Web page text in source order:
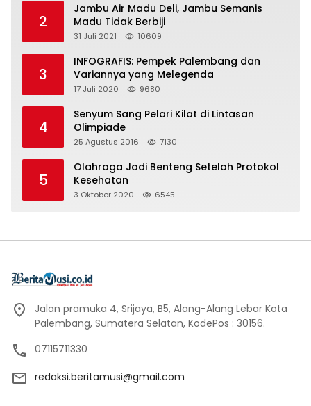
2
Jambu Air Madu Deli, Jambu Semanis
Madu Tidak Berbiji
31 Juli 2021 10609
3
INFOGRAFIS: Pempek Palembang dan
Variannya yang Melegenda
17 Juli 2020 9680
4
Senyum Sang Pelari Kilat di Lintasan
Olimpiade
25 Agustus 2016 7130
5
Olahraga Jadi Benteng Setelah Protokol
Kesehatan
3 Oktober 2020 6545
Jalan pramuka 4, Srijaya, B5, Alang-Alang Lebar Kota
Palembang, Sumatera Selatan, KodePos : 30156.
07115711330
redaksi.beritamusi@gmail.com